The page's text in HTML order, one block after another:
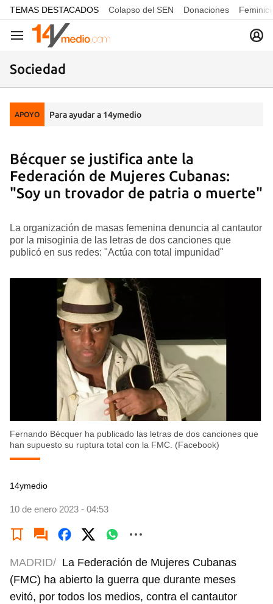
common.go-to-content
TEMAS DESTACADOS Colapso del SEN Donaciones
Navegación
Sociedad
APOYO Para ayudar a 14ymedio
Bécquer se justifica ante la
Federación de Mujeres Cubanas:
"Soy un trovador de patria o muerte"
La organización de masas femenina denuncia al cantautor
por la misoginia de las letras de dos canciones que
publicó en sus redes: "Actúa con total impunidad"
Fernando Bécquer ha publicado las letras de dos canciones que
han supuesto su ruptura total con la FMC. (Facebook)
14ymedio
10 de enero 2023 - 04:53
MADRID/ La Federación de Mujeres Cubanas
(FMC) ha abierto la guerra que durante meses
evitó, por todos los medios, contra el cantautor